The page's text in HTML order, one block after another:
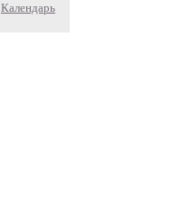
Календарь